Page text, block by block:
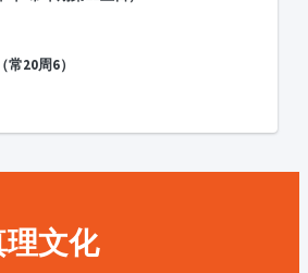
20周6）
理文化